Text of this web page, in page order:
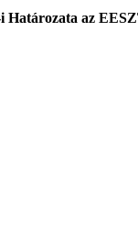
Határozata az